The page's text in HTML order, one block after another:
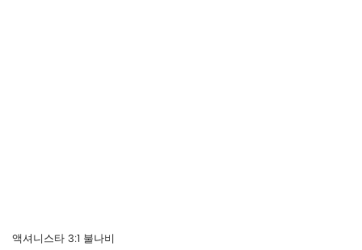
액셔니스타 3:1 불나비